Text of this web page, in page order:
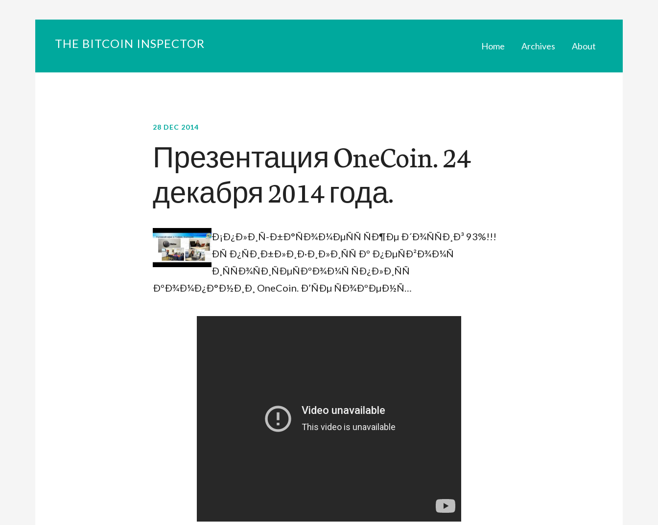
THE BITCOIN INSPECTOR Home Archives About
28 DEC 2014
Презентация OneCoin. 24
декабря 2014 года.
Ð¡Ð¿Ð»Ð¸Ñ-Ð±Ð°ÑÐ¾Ð¼ÐµÑÑ ÑÐ¶Ðµ Ð´Ð¾ÑÑÐ¸Ð³ 93%!!!
ÐÑ Ð¿ÑÐ¸Ð±Ð»Ð¸Ð·Ð¸Ð»Ð¸ÑÑ Ðº Ð¿ÐµÑÐ²Ð¾Ð¼Ñ
Ð¸ÑÑÐ¾ÑÐ¸ÑÐµÑÐºÐ¾Ð¼Ñ ÑÐ¿Ð»Ð¸ÑÑ
ÐºÐ¾Ð¼Ð¿Ð°Ð½Ð¸Ð¸ OneCoin. Ð’ÑÐµ ÑÐ¾ÐºÐµÐ½Ñ…